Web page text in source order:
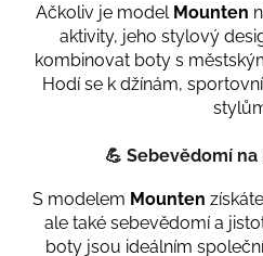
Ačkoliv je model Mounten
aktivity, jeho stylový
kombinovat boty s
Hodí se k džínám,
💪 Sebevědomí
S modelem Mounten
ale také sebevědomí a
boty jsou ideálním